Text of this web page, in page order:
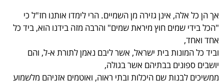
אך הן כל אלה, אינן גזירה מן השמיים. הרי לימדו אותנו חז"ל כי
"הכל בידי שמים חוץ מיראת שמים" והרבה מזה בידנו הוא, ביד כל
אחד ואחד,
וביד כל המונות בית ישראל, אשר ליבם נאמן לתורת א-ל, והם
יושבים ספונים בבתיהם אשר בגולה,
ממשיכים לבנות שם היכלות ובתי ראוה, ואוטמים אזניהם מלשמוע